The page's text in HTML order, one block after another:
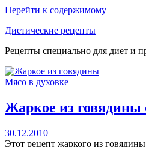
Перейти к содержимому
Диетические рецепты
Рецепты специально для диет и
Мясо в духовке
Жаркое из
30.12.2010
Этот рецепт жаркого из